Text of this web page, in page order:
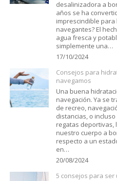
desalinizadora a
años se ha
imprescindible
navegantes? El
agua fresca y
simplemente una…
17/10/2024
Consejos para
navegamos
Una buena
navegación. Ya se
de recreo,
distancias, o
regatas deportivas,
nuestro cuerpo a
respecto a un
en…
20/08/2024
5 consejos para ser